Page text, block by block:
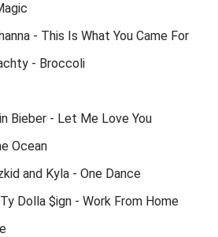
- This Is What You Came For
- Broccoli
Bieber - Let Me Love You
Ocean
and Kyla - One Dance
Dolla $ign - Work From Home